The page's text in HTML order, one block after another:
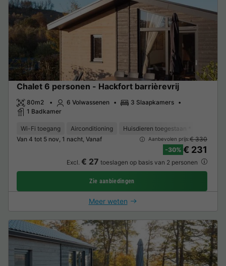
Chalet 6 personen - Hackfort barrièrevrij
80m2 6 Volwassenen
3 Slaapkamers
1 Badkamer
Wi-Fi toegang Airconditioning Huisdieren toegestaan *
Van 4 tot 5 nov, 1 nacht, Vanaf
Aanbevolen prijs:€ 330
-30% € 231
Excl. € 27 toeslagen op basis van 2 personen
Zie aanbiedingen
Meer weten